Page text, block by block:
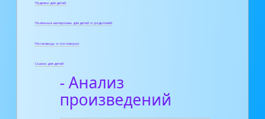
Поделки для детей
Полезные материалы для детей и родителей
Пословицы и поговорки
Сказки для детей
- Анализ
произведений